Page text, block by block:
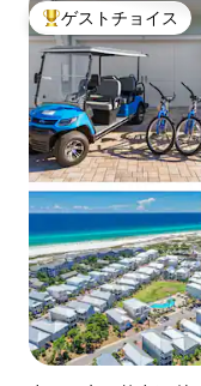
大好評のゲストチョ
ゲストチョイス